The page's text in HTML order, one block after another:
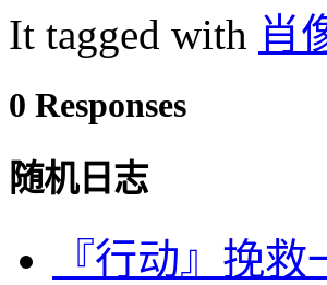
It tagged with 肖
0 Responses
随机日志
『行动』挽